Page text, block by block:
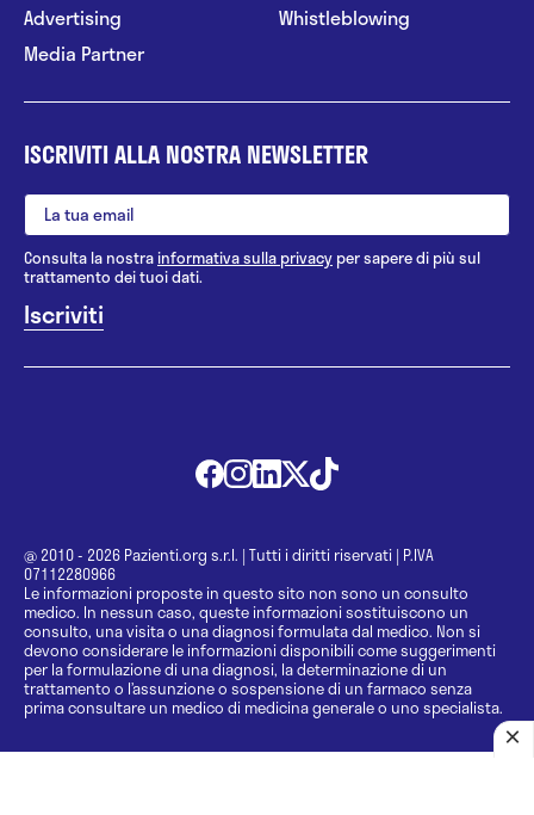
Advertising
Media Partner
Whistleblowing
ISCRIVITI ALLA NOSTRA NEWSLETTER
Consulta la nostrainformativa sulla privacy per sapere di più sul
trattamento dei tuoi dati.
@ 2010 - 2026 Pazienti.org s.r.l. | Tutti i diritti riservati | P.IVA
07112280966
Le informazioni proposte in questo sito non sono un consulto
medico. In nessun caso, queste informazioni sostituiscono un
consulto, una visita o una diagnosi formulata dal medico. Non si
devono considerare le informazioni disponibili come suggerimenti
per la formulazione di una diagnosi, la determinazione di un
trattamento o l’assunzione o sospensione di un farmaco senza
prima consultare un medico di medicina generale o uno specialista.